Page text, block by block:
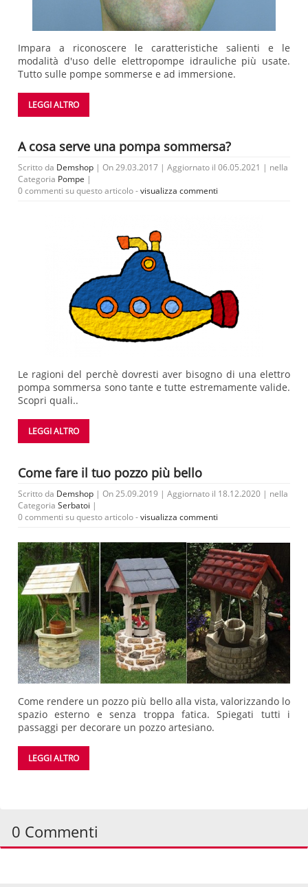
Impara a riconoscere le caratteristiche salienti e le
modalità d'uso delle elettropompe idrauliche più usate.
Tutto sulle pompe sommerse e ad immersione.
LEGGI ALTRO
A cosa serve una pompa sommersa?
Scritto da Demshop | On 29.03.2017 | Aggiornato il 06.05.2021 | nella
Categoria Pompe |
0 commenti su questo articolo -visualizza commenti
Le ragioni del perchè dovresti aver bisogno di una elettro
pompa sommersa sono tante e tutte estremamente valide.
Scopri quali..
LEGGI ALTRO
Come fare il tuo pozzo più bello
Scritto da Demshop | On 25.09.2019 | Aggiornato il 18.12.2020 | nella
Categoria Serbatoi |
0 commenti su questo articolo -visualizza commenti
Come rendere un pozzo più bello alla vista, valorizzando lo
spazio esterno e senza troppa fatica. Spiegati tutti i
passaggi per decorare un pozzo artesiano.
LEGGI ALTRO
0 Commenti